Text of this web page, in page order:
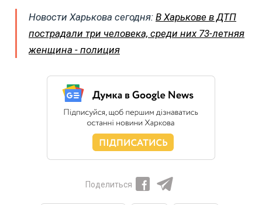
Новости Харькова сегодня: В Харькове в ДТП
пострадали три человека, среди них 73-летняя
женщина - полиция
Поделиться